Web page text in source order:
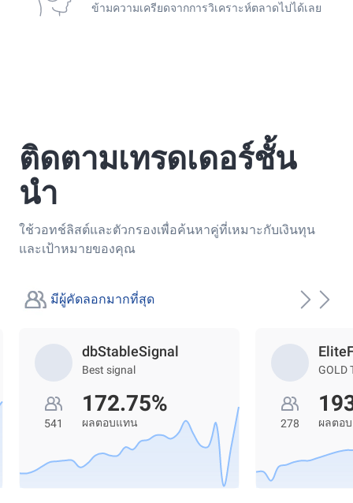
ข้ามความเครียดจากการวิเคราะห์ตลาดไปได้เลย
ติดตามเทรดเดอร์ชั้น
นำ
ใช้วอทช์ลิสต์และตัวกรองเพื่อค้นหาคู่ที่เหมาะกับเงินทุน
และเป้าหมายของคุณ
มีผู้คัดลอกมากที่สุด
dbStableSignal
Best signal
541
172.75%
ผลตอบแทน
GOLD
278 ผลตอ